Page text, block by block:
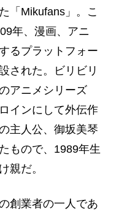
「Mikufans」。こ
年、漫画、アニ
るプラットフォー
された。ビリビリ
アニメシリーズ
インにして外伝作
主人公、御坂美琴
もので、1989年生
親だ。
創業者の一人であ